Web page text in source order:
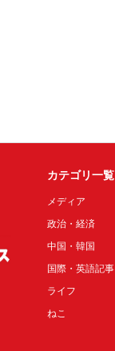
カテゴリ一覧
メディア
政治・経済
中国・韓国
国際・英語記事
ライフ
ねこ